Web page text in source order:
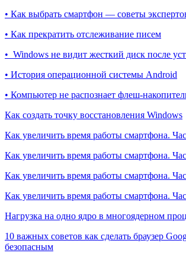
• Как выбрать смартфон — советы
• Как прекратить отслеживание писем
• Windows не видит жесткий диск после
• История операционной системы Android
• Компьютер не распознает флеш-
Как создать точку восстановления Windows
Как увеличить время работы смартфона.
Как увеличить время работы смартфона.
Как увеличить время работы смартфона.
Как увеличить время работы смартфона.
Нагрузка на одно ядро в многоядерном
10 важных советов как сделать браузер
безопасным